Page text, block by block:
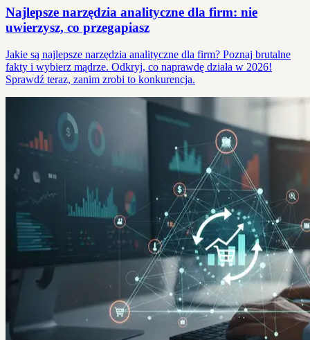
Najlepsze narzędzia analityczne dla firm: nie
uwierzysz, co przegapiasz
Jakie są najlepsze narzędzia analityczne dla firm? Poznaj brutalne
fakty i wybierz mądrze. Odkryj, co naprawdę działa w 2026!
Sprawdź teraz, zanim zrobi to konkurencja.